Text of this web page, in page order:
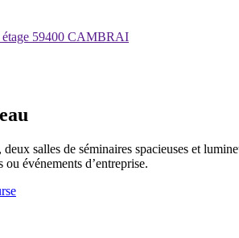
étage 59400 CAMBRAI
deux salles de séminaires spacieuses et
événements d’entreprise.